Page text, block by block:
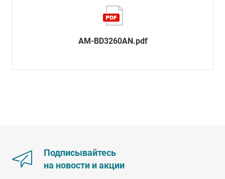
AM-BD3260AN.pdf
Подписывайтесь
на новости и акции